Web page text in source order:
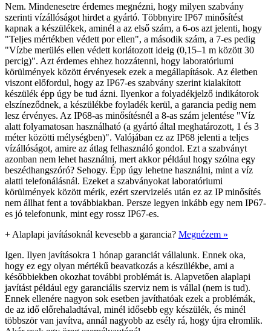
Nem. Mindenesetre érdemes megnézni, hogy milyen szabvány
szerinti vízállóságot hirdet a gyártó. Többnyire IP67 minősítést
kapnak a készülékek, aminél a az első szám, a 6-os azt jelenti, hogy
"Teljes mértékben védett por ellen", a második szám, a 7-es pedig
"Vízbe merülés ellen védett korlátozott ideig (0,15–1 m között 30
percig)". Azt érdemes ehhez hozzátenni, hogy laboratóriumi
körülmények között érvényesek ezek a megállapítások. Az életben
viszont előfordul, hogy az IP67-es szabvány szerint kialakított
készülék épp úgy be tud ázni. Ilyenkor a folyadékjelző indikátorok
elszíneződnek, a készülékbe foyladék kerül, a garancia pedig nem
lesz érvényes. Az IP68-as minősítésnél a 8-as szám jelentése "Víz
alatt folyamatosan használható (a gyártó által meghatározott, 1 és 3
méter közötti mélységben)". Valójában ez az IP68 jelenti a teljes
vízállóságot, amire az átlag felhasználó gondol. Ezt a szabványt
azonban nem lehet használni, mert akkor például hogy szólna egy
beszédhangszóró? Sehogy. Épp úgy lehetne használni, mint a víz
alatti telefonálásnál. Ezeket a szabványokat laboratóriumi
körülmények között mérik, ezért szervizelés után ez az IP minősítés
nem állhat fent a továbbiakban. Persze legyen inkább egy nem IP67-
es jó telefonunk, mint egy rossz IP67-es.
+ Alaplapi javításoknál kevesebb a garancia? Megnézem »
Igen. Ilyen javításokra 1 hónap garanciát vállalunk. Ennek oka,
hogy ez egy olyan mértékű beavatkozás a készülékbe, ami a
későbbiekben okozhat további problémát is. Alapvetően alaplapi
javítást például egy garanciális szerviz nem is vállal (nem is tud).
Ennek ellenére nagyon sok esetben javíthatóak ezek a problémák,
de az idő előrehaladtával, minél idősebb egy készülék, és minél
többször van javítva, annál nagyobb az esély rá, hogy újra elromlik.